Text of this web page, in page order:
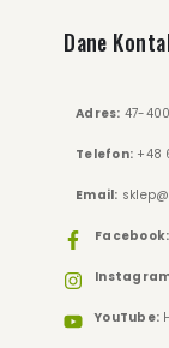
Dane
Adres: 47-
Telefon: +48
Email:
Facebook:
YouTube: